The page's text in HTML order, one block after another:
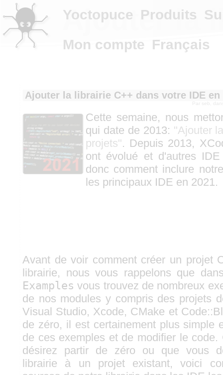
Ajouter la
Ajouter la librairie C++ dans votre IDE en
Par
Cette semaine, nous
qui date de 2013: "Ajouter
projets". Depuis 2013,
ont évolué et d'autres
donc comment inclure
les principaux IDE en 2021.
Avant de voir comment créer un projet
librairie, nous vous rappelons que
Examples vous trouvez de nombreux
de nos modules y compris des projets
Visual Studio, Xcode, CMake et
de zéro, il est certainement plus simple
de ces exemples et de modifier le code.
désirez partir de zéro ou que vous
librairie à un projet existant, voici
Yoctopuce Produits
Mon compte Français